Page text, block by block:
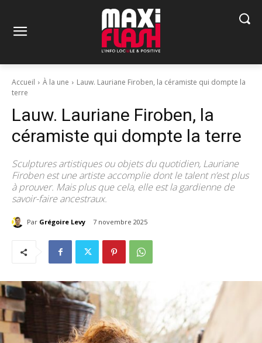
Accueil À la une
Lauw. Lauriane Firoben, la céramiste qui dompte la
terre
Lauw. Lauriane Firoben, la
céramiste qui dompte la terre
Sculptures artistiques ou objets du quotidien, Lauriane
Firoben est une artiste accomplie dont le talent n’est plus
à prouver. Mais plus que cela, elle est la gardienne de
savoir-faire ancestraux.
Par Grégoire Levy 7 novembre 2025